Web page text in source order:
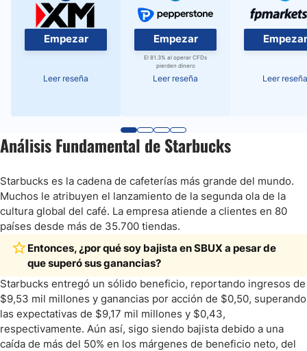
Empezar
Leer reseña
Empezar
El 81.3% al operar CFDs
pierden dinero
Leer reseña
Empezar
Leer reseña
Análisis Fundamental de Starbucks
Starbucks es la cadena de cafeterías más grande del mundo.
Muchos le atribuyen el lanzamiento de la segunda ola de la
cultura global del café. La empresa atiende a clientes en 80
países desde más de 35.700 tiendas.
Entonces, ¿por qué soy bajista en SBUX a pesar de
que superó sus ganancias?
Starbucks entregó un sólido beneficio, reportando ingresos de
$9,53 mil millones y ganancias por acción de $0,50, superando
las expectativas de $9,17 mil millones y $0,43,
respectivamente. Aún así, sigo siendo bajista debido a una
caída de más del 50% en los márgenes de beneficio neto, del